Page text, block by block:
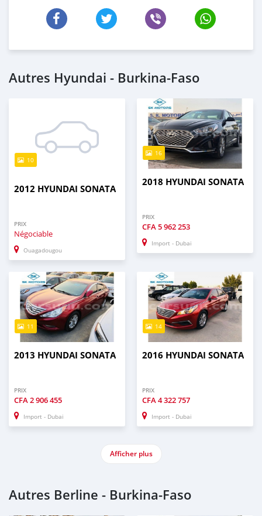
Autres Hyundai - Burkina-Faso
10
2012 HYUNDAI SONATA
PRIX
Négociable
Ouagadougou
16
2018 HYUNDAI SONATA
PRIX
CFA5 962 253
Import - Dubai
11
2013 HYUNDAI SONATA
PRIX
CFA2 906 455
Import - Dubai
14
2016 HYUNDAI SONATA
PRIX
CFA4 322 757
Import - Dubai
Afficher plus
Autres Berline - Burkina-Faso